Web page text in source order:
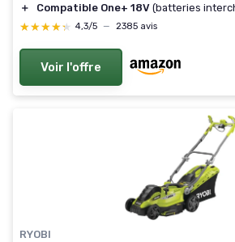
＋
Compatible One+ 18V (batteries
★★★★★
★★★★★ 4,3/5 — 2385 avis
Voir l'offre
RYOBI